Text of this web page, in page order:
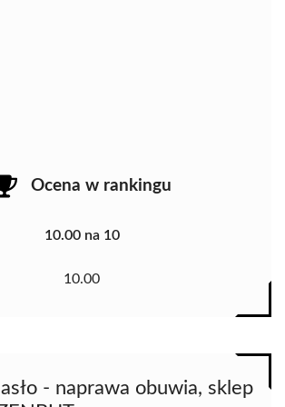
Ocena w rankingu
10.00 na 10
10.00
- naprawa obuwia, sklep